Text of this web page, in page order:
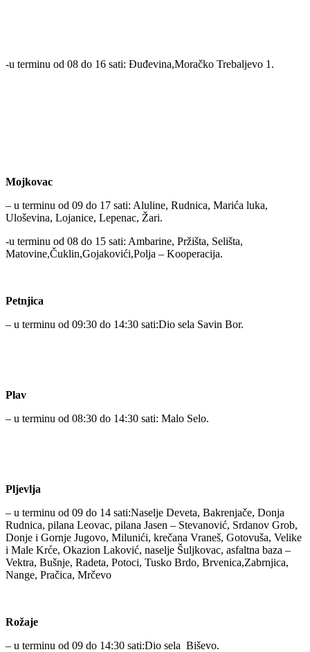
-u terminu od 08 do 16 sati: Đuđevina,Moračko Trebaljevo 1.
Mojkovac
– u terminu od 09 do 17 sati: Aluline, Rudnica, Marića luka,
Uloševina, Lojanice, Lepenac, Žari.
-u terminu od 08 do 15 sati: Ambarine, Pržišta, Selišta,
Matovine,Čuklin,Gojakovići,Polja – Kooperacija.
Petnjica
– u terminu od 09:30 do 14:30 sati:Dio sela Savin Bor.
Plav
– u terminu od 08:30 do 14:30 sati: Malo Selo.
Pljevlja
– u terminu od 09 do 14 sati:Naselje Deveta, Bakrenjače, Donja
Rudnica, pilana Leovac, pilana Jasen – Stevanović, Srdanov Grob,
Donje i Gornje Jugovo, Milunići, krečana Vraneš, Gotovuša, Velike
i Male Krće, Okazion Laković, naselje Šuljkovac, asfaltna baza –
Vektra, Bušnje, Radeta, Potoci, Tusko Brdo, Brvenica,Zabrnjica,
Nange, Pračica, Mrčevo
Rožaje
– u terminu od 09 do 14:30 sati:Dio sela Biševo.